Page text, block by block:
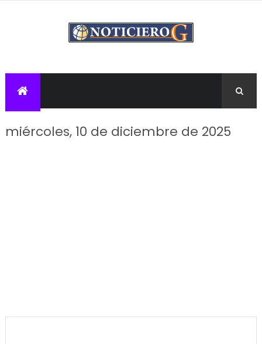
miércoles, 10 de diciembre de 2025